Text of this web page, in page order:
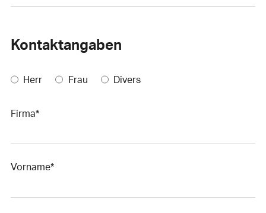
Kontaktangaben
Herr Frau Divers
Firma*
Vorname*